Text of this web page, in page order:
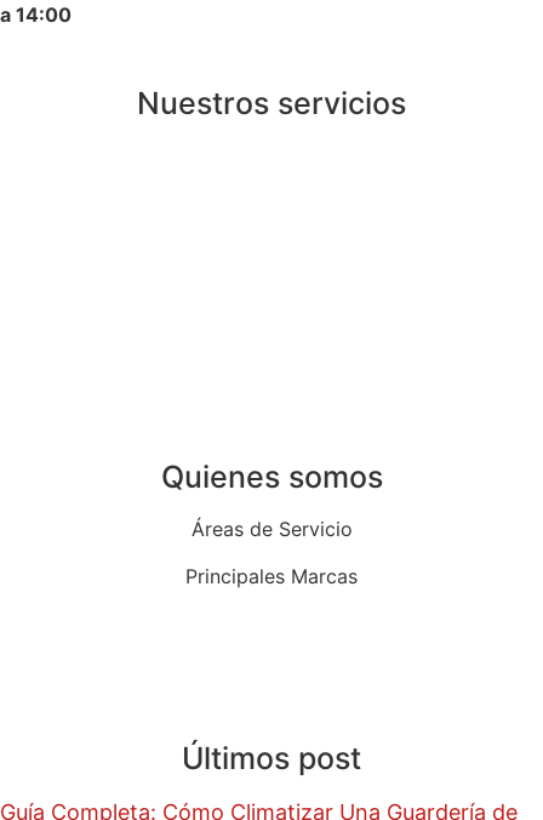
a 14:00
Nuestros servicios
Quienes somos
Áreas de Servicio
Principales Marcas
Últimos post
Guía Completa: Cómo Climatizar Una Guardería de